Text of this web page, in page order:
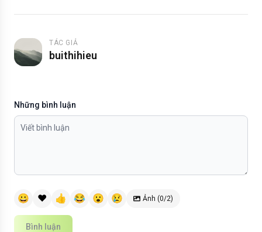
TÁC GIẢ
buithihieu
Những bình luận
😀 ❤️ 👍 😂 😮 😢 Ảnh (0/2)
Bình luận